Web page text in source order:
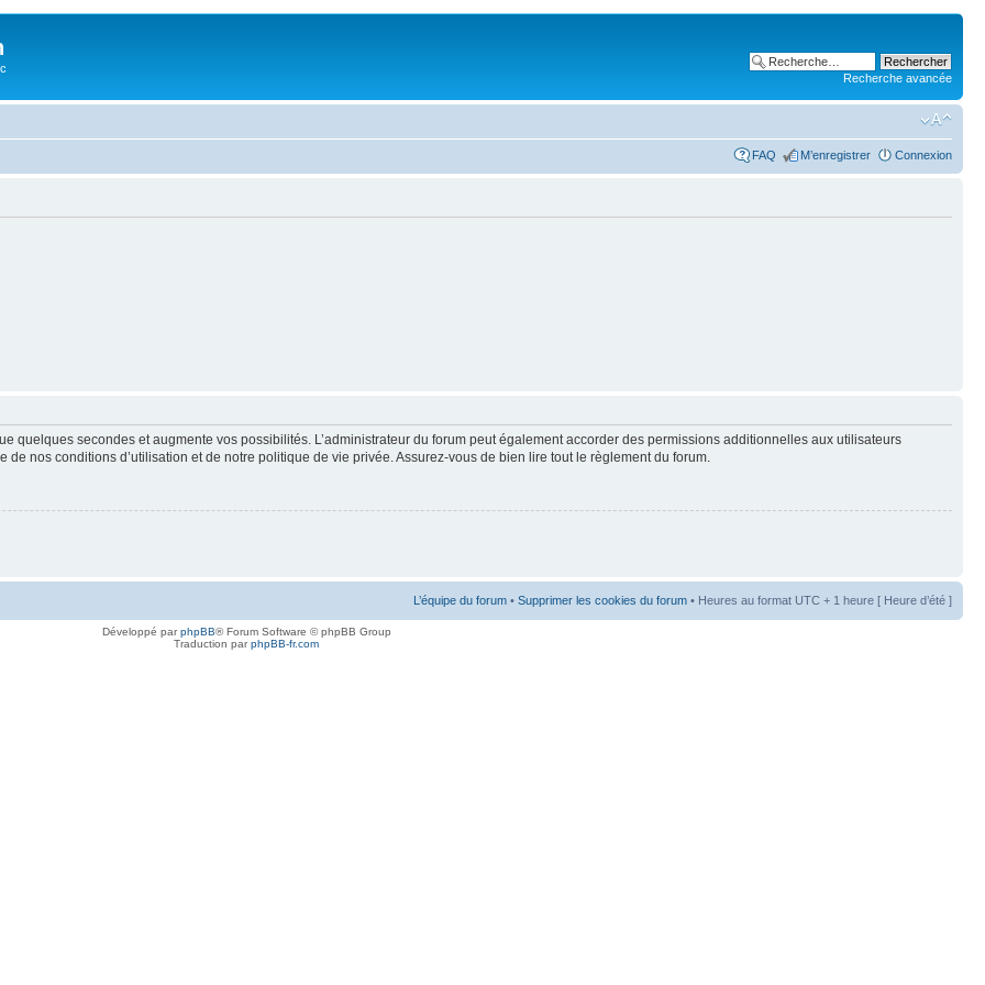
Recherche avancée
FAQ M’enregistrer Connexion
quelques secondes et augmente vos possibilités. L’administrateur du forum peut également accorder des permissions additionnelles aux utilisateurs
nos conditions d’utilisation et de notre politique de vie privée. Assurez-vous de bien lire tout le règlement du forum.
L’équipe du forum • Supprimer les cookies du forum • Heures au format UTC + 1 heure [ Heure d’été ]
Développé parphpBB® Forum Software © phpBB Group
Traduction parphpBB-fr.com